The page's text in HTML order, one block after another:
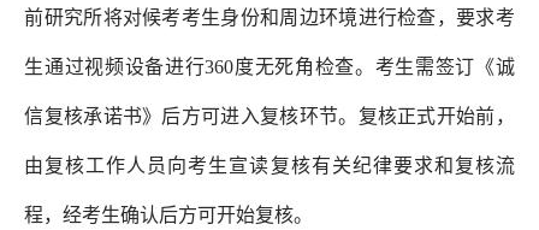
前研究所将对候考考生身份和周边环境进行检查，要求考
生通过视频设备进行360度无死角检查。考生需签订《诚
信复核承诺书》后方可进入复核环节。复核正式开始前，
由复核工作人员向考生宣读复核有关纪律要求和复核流
程，经考生确认后方可开始复核。